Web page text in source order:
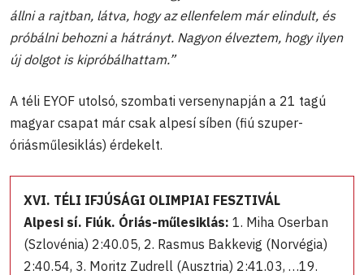
állni a rajtban, látva, hogy az ellenfelem már elindult, és
próbálni behozni a hátrányt. Nagyon élveztem, hogy ilyen
új dolgot is kipróbálhattam.”
A téli EYOF utolsó, szombati versenynapján a 21 tagú
magyar csapat már csak alpesí síben (fiú szuper-
óriásműlesiklás) érdekelt.
XVI. TÉLI IFJÚSÁGI OLIMPIAI FESZTIVÁL
Alpesi sí. Fiúk. Óriás-műlesiklás: 1. Miha Oserban
(Szlovénia) 2:40.05, 2. Rasmus Bakkevig (Norvégia)
2:40.54, 3. Moritz Zudrell (Ausztria) 2:41.03, …19.